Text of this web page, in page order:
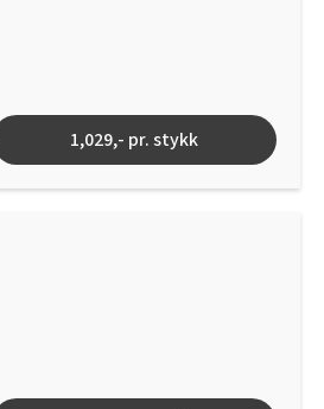
1,029,- pr. stykk